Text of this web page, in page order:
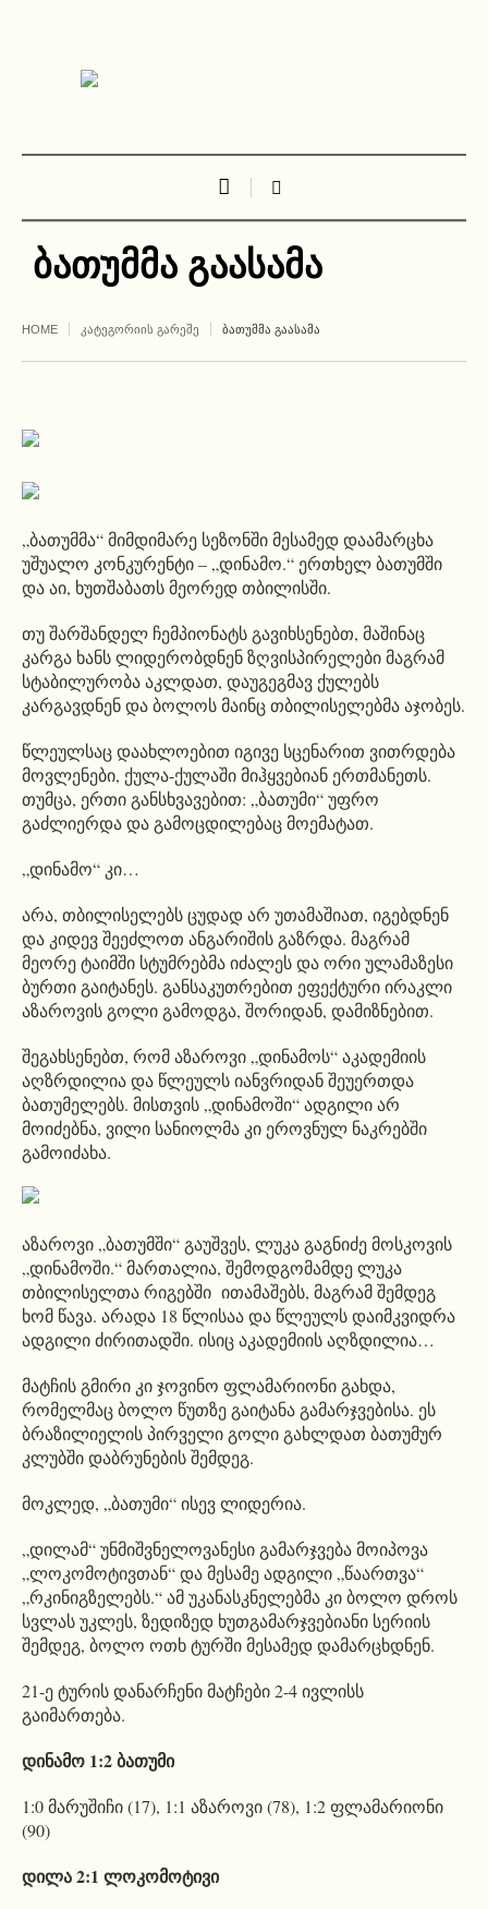
ბათუმმა გაასამა
HOME ᲙᲐᲢᲔᲒᲝᲠᲘᲘᲡ ᲒᲐᲠᲔᲨᲔ ᲑᲐᲗᲣᲛᲛᲐ ᲒᲐᲐᲡᲐᲛᲐ
„ბათუმმა“ მიმდიმარე სეზონში მესამედ დაამარცხა
უშუალო კონკურენტი – „დინამო.“ ერთხელ ბათუმში
და აი, ხუთშაბათს მეორედ თბილისში.
თუ შარშანდელ ჩემპიონატს გავიხსენებთ, მაშინაც
კარგა ხანს ლიდერობდნენ ზღვისპირელები მაგრამ
სტაბილურობა აკლდათ, დაუგეგმავ ქულებს
კარგავდნენ და ბოლოს მაინც თბილისელებმა აჯობეს.
წლეულსაც დაახლოებით იგივე სცენარით ვითრდება
მოვლენები, ქულა-ქულაში მიჰყვებიან ერთმანეთს.
თუმცა, ერთი განსხვავებით: „ბათუმი“ უფრო
გაძლიერდა და გამოცდილებაც მოემატათ.
„დინამო“ კი…
არა, თბილისელებს ცუდად არ უთამაშიათ, იგებდნენ
და კიდევ შეეძლოთ ანგარიშის გაზრდა. მაგრამ
მეორე ტაიმში სტუმრებმა იძალეს და ორი ულამაზესი
ბურთი გაიტანეს. განსაკუთრებით ეფექტური ირაკლი
აზაროვის გოლი გამოდგა, შორიდან, დამიზნებით.
შეგახსენებთ, რომ აზაროვი „დინამოს“ აკადემიის
აღზრდილია და წლეულს იანვრიდან შეუერთდა
ბათუმელებს. მისთვის „დინამოში“ ადგილი არ
მოიძებნა, ვილი სანიოლმა კი ეროვნულ ნაკრებში
გამოიძახა.
აზაროვი „ბათუმში“ გაუშვეს, ლუკა გაგნიძე მოსკოვის
„დინამოში.“ მართალია, შემოდგომამდე ლუკა
თბილისელთა რიგებში ითამაშებს, მაგრამ შემდეგ
ხომ წავა. არადა 18 წლისაა და წლეულს დაიმკვიდრა
ადგილი ძირითადში. ისიც აკადემიის აღზდილია…
მატჩის გმირი კი ჯოვინო ფლამარიონი გახდა,
რომელმაც ბოლო წუთზე გაიტანა გამარჯვებისა. ეს
ბრაზილიელის პირველი გოლი გახლდათ ბათუმურ
კლუბში დაბრუნების შემდეგ.
მოკლედ, „ბათუმი“ ისევ ლიდერია.
„დილამ“ უნმიშვნელოვანესი გამარჯვება მოიპოვა
„ლოკომოტივთან“ და მესამე ადგილი „წაართვა“
„რკინიგზელებს.“ ამ უკანასკნელებმა კი ბოლო დროს
სვლას უკლეს, ზედიზედ ხუთგამარჯვებიანი სერიის
შემდეგ, ბოლო ოთხ ტურში მესამედ დამარცხდნენ.
21-ე ტურის დანარჩენი მატჩები 2-4 ივლისს
გაიმართება.
დინამო 1:2 ბათუმი
1:0 მარუშიჩი (17), 1:1 აზაროვი (78), 1:2 ფლამარიონი
(90)
დილა 2:1 ლოკომოტივი